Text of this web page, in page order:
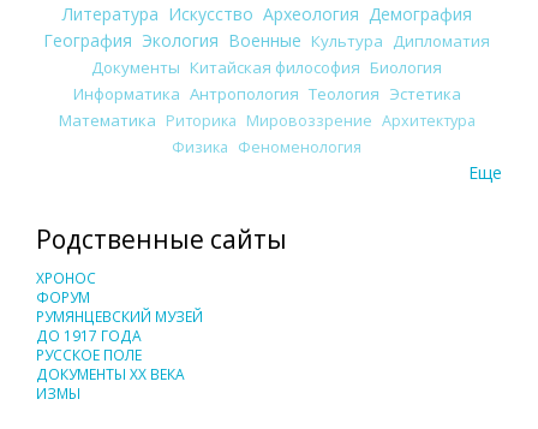
Литература Искусство Археология Демография
География Экология Военные Культура
Дипломатия
Документы Китайская философия Биология
Информатика Антропология Теология Эстетика
Математика Риторика Мировоззрение Архитектура
Физика Феноменология
Еще
Родственные сайты
ХРОНОС
ФОРУМ
РУМЯНЦЕВСКИЙ МУЗЕЙ
ДО 1917 ГОДА
РУССКОЕ ПОЛЕ
ДОКУМЕНТЫ XX ВЕКА
ИЗМЫ